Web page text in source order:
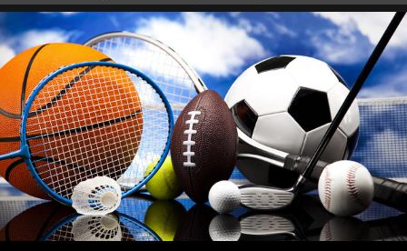
чемпионат Турции